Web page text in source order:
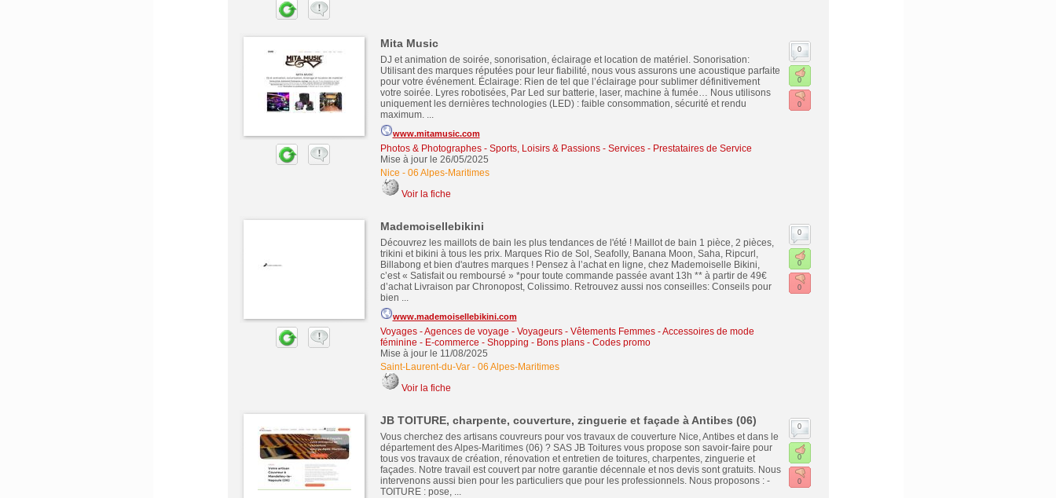
Mita Music
DJ et animation de soirée, sonorisation, éclairage et location de matériel. Sonorisation:
Utilisant des marques réputées pour leur fiabilité, nous vous assurons une acoustique parfaite
pour votre événement. Éclairage: Rien de tel que l’éclairage pour sublimer définitivement
votre soirée. Lyres robotisées, Par Led sur batterie, laser, machine à fumée… Nous utilisons
uniquement les dernières technologies (LED) : faible consommation, sécurité et rendu
maximum. ...
www.mitamusic.com
Photos & Photographes- Sports, Loisirs & Passions- Services - Prestataires de Service
Mise à jour le 26/05/2025
Nice - 06 Alpes-Maritimes
Voir la fiche
0
0
0
Mademoisellebikini
Découvrez les maillots de bain les plus tendances de l'été ! Maillot de bain 1 pièce, 2 pièces,
trikini et bikini à tous les prix. Marques Rio de Sol, Seafolly, Banana Moon, Saha, Ripcurl,
Billabong et bien d'autres marques ! Pensez à l’achat en ligne, chez Mademoiselle Bikini,
c’est « Satisfait ou remboursé » *pour toute commande passée avant 13h ** à partir de 49€
d’achat Livraison par Chronopost, Colissimo. Retrouvez aussi nos conseilles: Conseils pour
bien ...
www.mademoisellebikini.com
Voyages - Agences de voyage - Voyageurs- Vêtements Femmes - Accessoires de mode
féminine - E-commerce - Shopping - Bons plans - Codes promo
Mise à jour le 11/08/2025
Saint-Laurent-du-Var- 06 Alpes-Maritimes
Voir la fiche
0
0
0
JB TOITURE, charpente, couverture, zinguerie et façade à Antibes (06)
Vous cherchez des artisans couvreurs pour vos travaux de couverture Nice, Antibes et dans le
département des Alpes-Maritimes (06) ? SAS JB Toitures vous propose son savoir-faire pour
tous vos travaux de création, rénovation et entretien de toitures, charpentes, zinguerie et
façades. Notre travail est couvert par notre garantie décennale et nos devis sont gratuits. Nous
intervenons aussi bien pour les particuliers que pour les professionnels. Nous proposons : -
TOITURE : pose, ...
0
0
0